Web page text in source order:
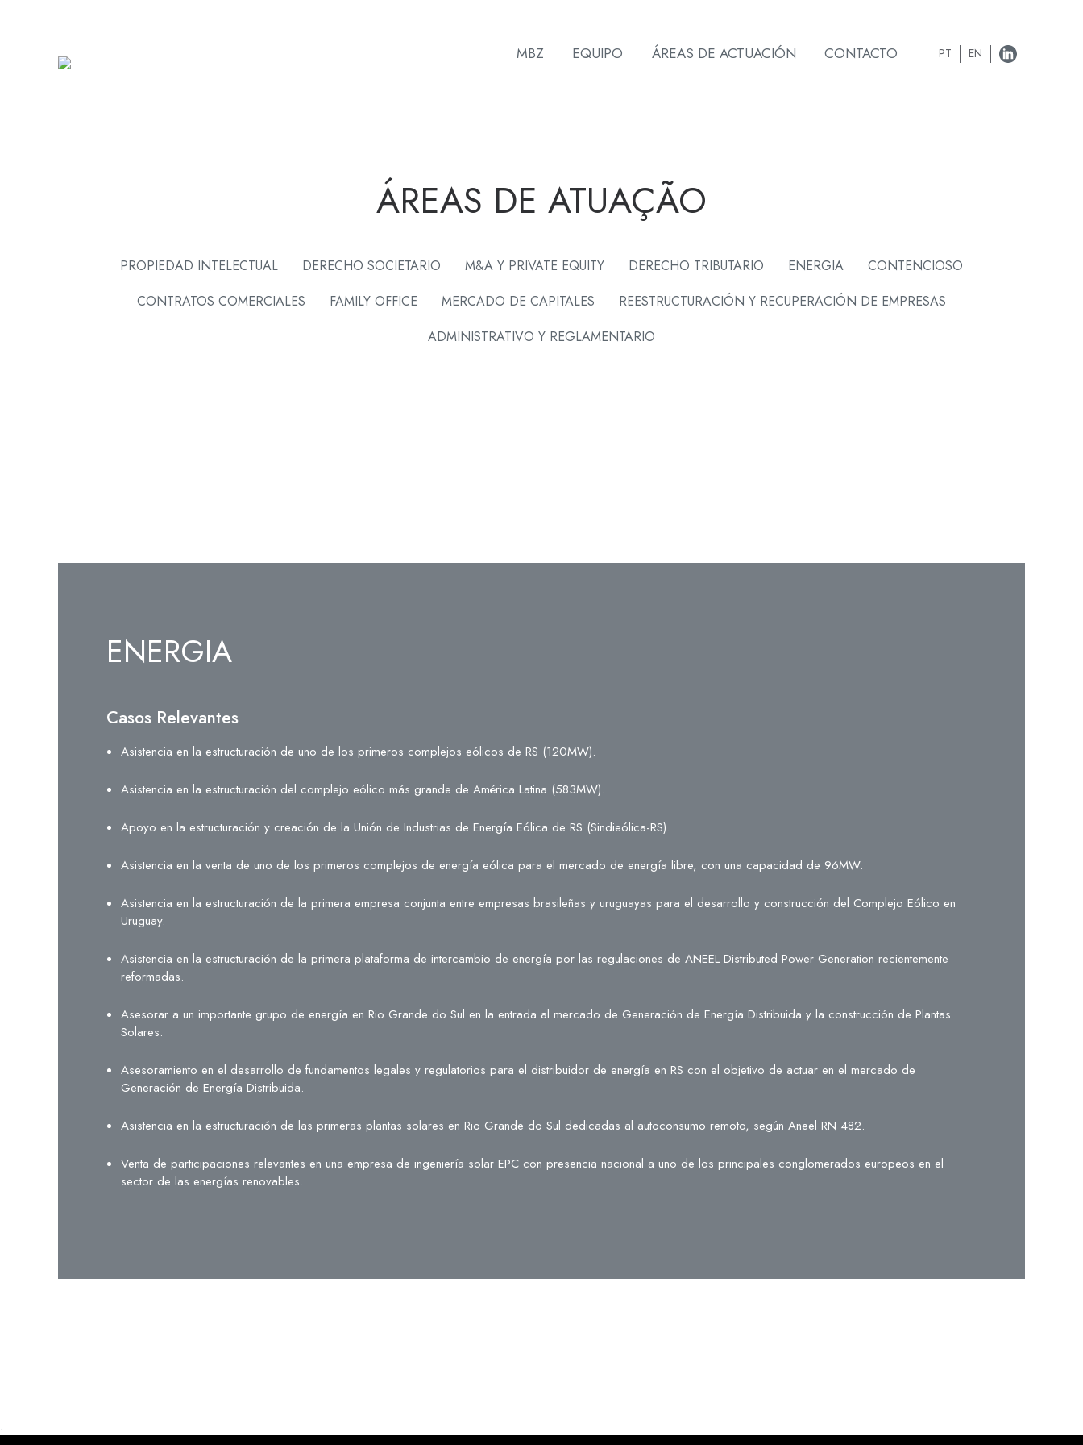
MBZ EQUIPO ÁREAS DE ACTUACIÓN CONTACTO PT EN
ÁREAS DE ATUAÇÃO
PROPIEDAD INTELECTUAL DERECHO SOCIETARIO M&A Y PRIVATE EQUITY DERECHO TRIBUTARIO ENERGIA
CONTENCIOSO
CONTRATOS COMERCIALES
FAMILY OFFICE MERCADO DE CAPITALES
REESTRUCTURACIÓN Y RECUPERACIÓN DE EMPRESAS
ADMINISTRATIVO Y REGLAMENTARIO
ENERGIA
Casos Relevantes
Asistencia en la estructuración de uno de los primeros complejos eólicos de RS (120MW).
Asistencia en la estructuración del complejo eólico más grande de América Latina (583MW).
Apoyo en la estructuración y creación de la Unión de Industrias de Energía Eólica de RS (Sindieólica-RS).
Asistencia en la venta de uno de los primeros complejos de energía eólica para el mercado de energía libre, con una capacidad de 96MW.
Asistencia en la estructuración de la primera empresa conjunta entre empresas brasileñas y uruguayas para el desarrollo y construcción del Complejo Eólico en
Uruguay.
Asistencia en la estructuración de la primera plataforma de intercambio de energía por las regulaciones de ANEEL Distributed Power Generation recientemente
reformadas.
Asesorar a un importante grupo de energía en Rio Grande do Sul en la entrada al mercado de Generación de Energía Distribuida y la construcción de Plantas
Solares.
Asesoramiento en el desarrollo de fundamentos legales y regulatorios para el distribuidor de energía en RS con el objetivo de actuar en el mercado de
Generación de Energía Distribuida.
Asistencia en la estructuración de las primeras plantas solares en Rio Grande do Sul dedicadas al autoconsumo remoto, según Aneel RN 482.
Venta de participaciones relevantes en una empresa de ingeniería solar EPC con presencia nacional a uno de los principales conglomerados europeos en el
sector de las energías renovables.
.